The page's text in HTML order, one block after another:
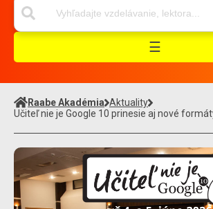
☰
Raabe Akadémia Aktuality
Učiteľ nie je Google 10 prinesie aj nové